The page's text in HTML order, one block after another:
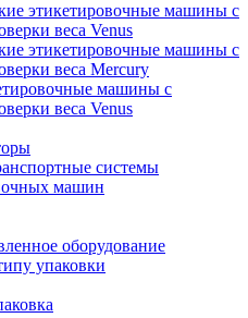
этикетировочные машины с
веса Venus
этикетировочные машины с
веса Mercury
машины с
веса Venus
системы
машин
оборудование
упаковки